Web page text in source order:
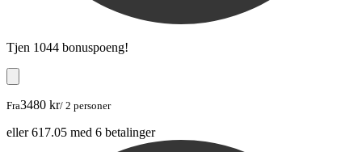
Tjen 1044 bonuspoeng!
Fra3480 kr/ 2 personer
eller 617.05 med 6 betalinger